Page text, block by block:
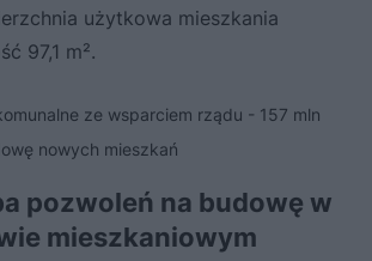
użytkowa mieszkania
97,1 m².
ze wsparciem rządu - 157 mln
nowych mieszkań
pozwoleń na budowę w
mieszkaniowym